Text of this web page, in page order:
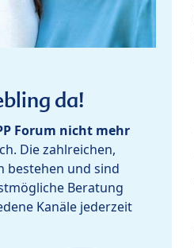
da!
Forum nicht mehr
Die zahlreichen,
bestehen und sind
Beratung
Kanäle jederzeit